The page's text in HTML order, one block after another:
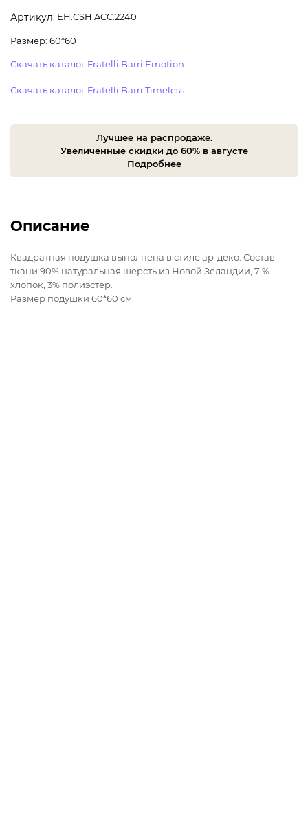
Артикул: EH.CSH.ACC.2240
Размер: 60*60
Скачать каталог Fratelli Barri Emotion
Скачать каталог Fratelli Barri Timeless
Лучшее на распродаже.
Увеличенные скидки до 60% в августе
Подробнее
Описание
Квадратная подушка выполнена в стиле ар-деко. Состав
ткани 90% натуральная шерсть из Новой Зеландии, 7 %
хлопок, 3% полиэстер.
Размер подушки 60*60 см.